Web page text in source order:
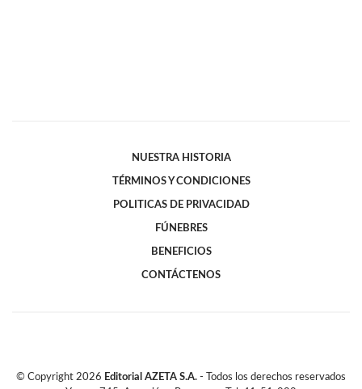
NUESTRA HISTORIA
TÉRMINOS Y CONDICIONES
POLITICAS DE PRIVACIDAD
FÚNEBRES
BENEFICIOS
CONTÁCTENOS
© Copyright 2026 Editorial AZETA S.A. - Todos los derechos reservados